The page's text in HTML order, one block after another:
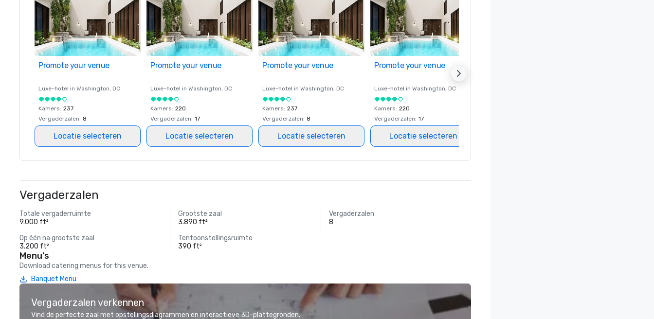
Promote your venue
Luxe-hotel in Washington, DC
Kamers: 237
Vergaderzalen: 8
Locatie selecteren
Promote your venue
Luxe-hotel in Washington, DC
Kamers: 220
Vergaderzalen: 17
Locatie selecteren
Promote your venue
Luxe-hotel in Washington, DC
Kamers: 237
Vergaderzalen: 8
Locatie selecteren
Promote your venue
Luxe-hotel in Washington, DC
Kamers: 220
Vergaderzalen: 17
Locatie selecteren
Vergaderzalen
Totale vergaderruimte
9.000 ft²
Grootste zaal
3.890 ft²
Vergaderzalen
8
Op één na grootste zaal
3.200 ft²
Tentoonstellingsruimte
390 ft²
Menu's
Download catering menus for this venue.
Banquet Menu
Vergaderzalen verkennen
Vind de perfecte zaal met opstellingsdiagrammen en interactieve 3D-plattegronden.